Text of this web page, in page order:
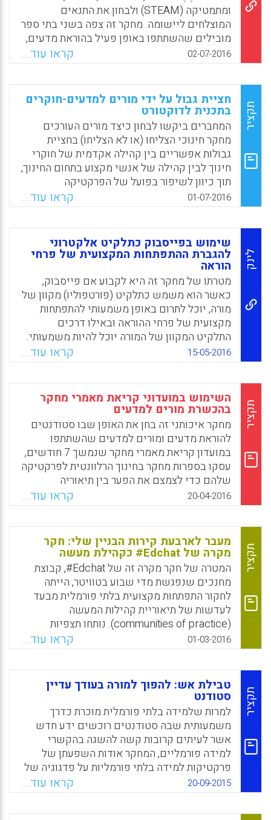
וסיפקה הכשרה למורים (Sotiriou, Sofoklis;
Riviou, Katherina; Cherouvis, Stephanos;
Chelioti, Eleni; Bogner, Franz, 2016).
WhatsApp
Facebook
Email
X
ומתמטיקה (STEAM) ולבחון את התנאים
המוצלחים ליישומה. מחקר זה צפה בשני בתי ספר
מובילים שהשתתפו באופן פעיל בהוראת מדעים,
טכנולוגיה, הנדסה, אמנויות ומתמטיקה החל מן
השלב הראשוני של ההוראה בגישה זו בקוריאה
(Hunkoog Jho; Oksu Hong; Jinwoong Song.,
2016).
WhatsApp
Facebook
Email
X
02-07-2016 קראו עוד...
תקציר
חציית גבול על ידי מורים למדעים-חוקרים
בתכנית לדוקטורט
המחברים ביקשו לבחון כיצד מורים העורכים
מחקר חינוכי הצליחו (או לא הצליחו) בחציית
גבולות אפשריים בין קהילה אקדמית של חוקרי
חינוך לבין קהילה של אנשי מקצוע בתחום החינוך,
תוך כיוון לשיפור בפועל של הפרקטיקה
המקצועית שלהם. כמעט כל המורים חוקרים
דיווחו על אתגרים כתוצאה מהשתתפות בשתי
קהילות מעשה. ככל שהפרויקטים שבהם
השתתפו ענו על הצרכים או המטרות של בית
הספר, כך חציית הגבולות בין קהילת החוקרים לבין
Bakx, Arthur Bakker, Maaike Koopman,
Douwe Beijaard, 2016).
WhatsApp
Facebook
Email
X
01-07-2016 קראו עוד...
לינק
שימוש בפייסבוק כתלקיט אלקטרוני
להגברת ההתפתחות המקצועית של פרחי
הוראה
מטרתו של מחקר זה היא לקבוע אם פייסבוק,
כאשר הוא משמש כתלקיט (פורטפוליו) מקוון של
מורה, יוכל לתרום באופן משמעותי להתפתחות
מקצועית של פרחי ההוראה ובאילו דרכים
התלקיט המקוון של המורה יוכל להיות משמעותי.
91 פרחי הוראה התבקשו לפתח תלקיט מקוון של
מורה תוך שימוש בפייסבוק ולעסוק בפעילויות
של למידה ושל התפתחות מקצועית במשך 14
שבועות. הנתונים נאספו תוך שימוש בשאלונים,
שאלות פתוחות ודיווחים רפלקטיביים. נמצא כי
רבים מפרחי ההוראה הפיקו תועלת די משמעותית
מבחינת התפתחותם כמורים לעתיד דרך חמשת
היבטים הבאים: קהילת מעשה; זהות ולמידה
מקצועית; מיומנויות רלוונטיות; משאבים; וביטחון
(Kabilan, Muhammad Kamarul., 2016).
WhatsApp
Facebook
Email
X
15-05-2016 קראו עוד...
תקציר
השימוש במועדוני קריאת מאמרי מחקר
בהכשרת מורים למדעים
מחקר איכותני זה בחן את האופן שבו סטודנטים
להוראת מדעים ומורים למדעים שהשתתפו
במועדון קריאת מאמרי מחקר שנמשך 7 חודשים,
עסקו בספרות מחקר בחינוך הרלוונטית לפרקטיקה
שלהם כדי לצמצם את הפער בין תיאוריה
לפרקטיקה. במועדון קריאה זה הייתה להם
הזדמנות לבקר ולנתח מאמרים מכתבי עת
שפיטים בתחום החינוך המדעי בהקשר של
הפרקטיקה שלהם בכיתה (Tallman, Karen;
Feldman, Allan, 2016).
WhatsApp
Facebook
Email
X
20-04-2016 קראו עוד...
תקציר
מעבר לארבעת קירות הבניין שלי: חקר
מקרה של Edchat# כקהילת מעשה
המטרה של חקר מקרה זה של Edchat#, קבוצת
מחנכים שנפגשת מדי שבוע בטוויטר, הייתה
לחקור התפתחות מקצועית בלתי פורמלית מבעד
לעדשות של תיאוריית קהילות המעשה
(communities of practice). נותחו תצפיות
בצ'אטים, ראיונות עם המשתתפים ומסמכים
ארכיוניים. Edchat# שיקף היבטים מסוימים של
קהילת מעשה, כולל חפיפה בתיאור של מי שייך
אלייה, קשרים הדדיים ממושכים, העדר פתיחה
מקדימה בשיחות, הצבה מהירה של בעיה לדיון
וזרימת מידע מהירה (Britt, Virginia G.; Paulus,
Trena, 2016).
WhatsApp
Facebook
Email
X
01-03-2016 קראו עוד...
תקציר
טבילת אש: להפוך למורה בעודך עדיין
סטודנט
למרות שלמידה בלתי פורמלית מוכרת כדרך
משמעותית שבה סטודנטים רוכשים ידע חדש
אשר לעיתים קרובות קשה להשגה בהקשרי
למידה פורמליים, המחקר אודות השפעתן של
פרקטיקות למידה בלתי פורמליות על פדגוגיה של
פרחי הוראה הוא מוגבל. המחקר הנוכחי, מונחה
על-ידי התיאוריה של קהילות מעשה, בחן כיצד
ליווי תלמידי חטיבת ביניים בטיול שטח השפיע
20-09-2015 קראו עוד...